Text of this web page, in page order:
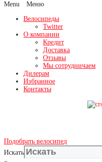
Menu
Велосипеды
Twitter
О компании
Кредит
Доставка
Отзывы
Мы сотрудничаем
Дилерам
Избранное
Контакты
Подобрать велосипед
Искать